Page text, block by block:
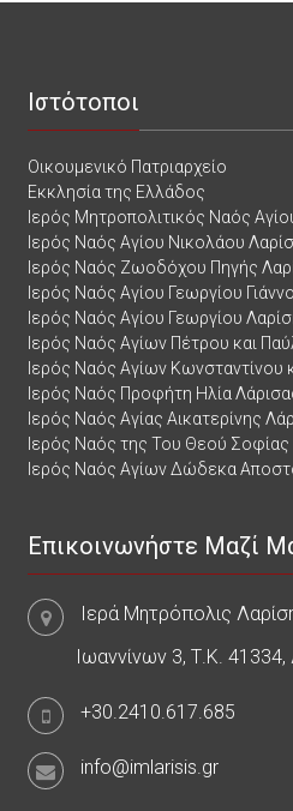
Ιστότοποι
Οικουμενικό Πατριαρχείο
Εκκλησία της Ελλάδος
Ιερός Μητροπολιτικός Ναός
Ιερός Ναός Αγίου Νικολάου
Ιερός Ναός Ζωοδόχου Πηγής
Ιερός Ναός Αγίου Γεωργίου
Ιερός Ναός Αγίου Γεωργίου
Ιερός Ναός Αγίων Πέτρου και
Ιερός Ναός Αγίων Κωνσταντίνου
Ιερός Ναός Προφήτη Ηλία
Ιερός Ναός Αγίας Αικατερίνης
Ιερός Ναός της Του Θεού Σοφίας
Ιερός Ναός Αγίων Δώδεκα
Επικοινωνήστε Μαζί
Ιερά Μητρόπολις
Ιωαννίνων 3, Τ.Κ. 41334,
+30.2410.617.685
info@imlarisis.gr